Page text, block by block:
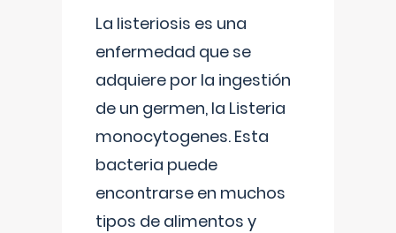
La listeriosis es una
enfermedad que se
adquiere por la ingestión
de un germen, la Listeria
monocytogenes. Esta
bacteria puede
encontrarse en muchos
tipos de alimentos y